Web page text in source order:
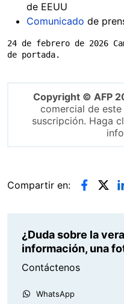
de EEUU
Comunicado de
24 de febrero de 2026
de portada.
Copyright © AFP
comercial de
suscripción. Haga
Compartir en:
¿Duda sobre la
información, una
Contáctenos
WhatsApp